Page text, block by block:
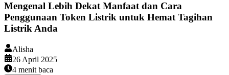
Mengenal Lebih Dekat Manfaat dan Cara
Penggunaan Token Listrik untuk Hemat Tagihan
Listrik Anda
Alisha
26 April 2025
4 menit baca